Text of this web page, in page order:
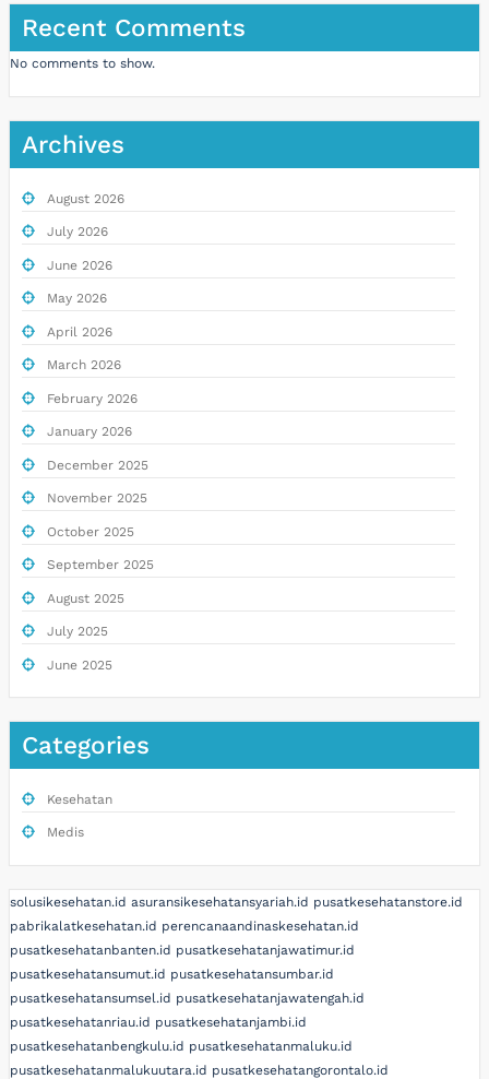
Recent Comments
No comments to show.
Archives
August 2026
July 2026
June 2026
May 2026
April 2026
March 2026
February 2026
January 2026
December 2025
November 2025
October 2025
September 2025
August 2025
July 2025
June 2025
Categories
Kesehatan
Medis
solusikesehatan.id asuransikesehatansyariah.id pusatkesehatanstore.id
pabrikalatkesehatan.id perencanaandinaskesehatan.id
pusatkesehatanbanten.id pusatkesehatanjawatimur.id
pusatkesehatansumut.id pusatkesehatansumbar.id
pusatkesehatansumsel.id pusatkesehatanjawatengah.id
pusatkesehatanriau.id pusatkesehatanjambi.id
pusatkesehatanbengkulu.id pusatkesehatanmaluku.id
pusatkesehatanmalukuutara.id pusatkesehatangorontalo.id